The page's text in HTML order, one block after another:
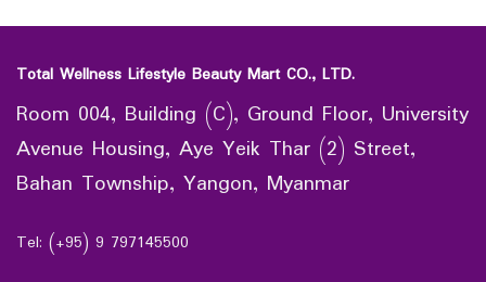
Total Wellness Lifestyle Beauty Mart CO., LTD.
Room 004, Building (C), Ground Floor, University
Avenue Housing, Aye Yeik Thar (2) Street,
Bahan Township, Yangon, Myanmar
Tel: (+95) 9 797145500